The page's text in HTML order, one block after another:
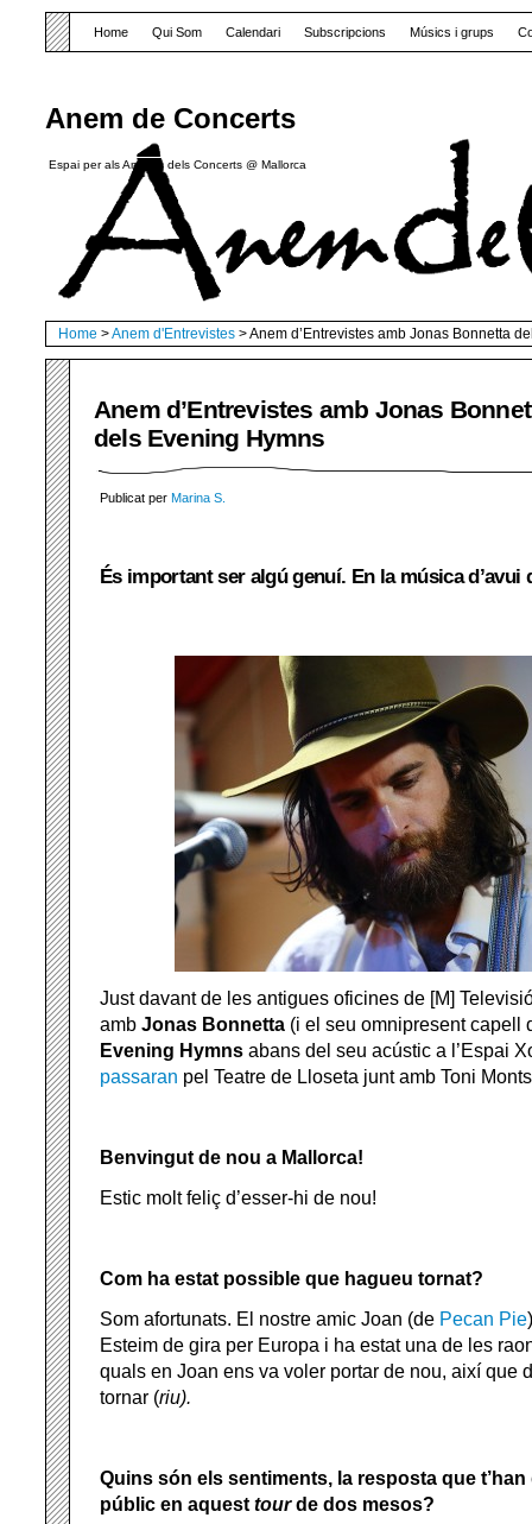
Anem de Concerts
Espai per als Amants dels Concerts @ Mallorca
Home Qui Som Calendari Subscripcions Músics i grups
Home >Anem d'Entrevistes > Anem d’Entrevistes amb Jonas Bonnetta
Anem d’Entrevistes amb Jonas
dels Evening Hymns
Publicat per Marina S.
És important ser algú genuí. En la música d’avui
Just davant de les antigues oficines de [M]
amb Jonas Bonnetta (i el seu omnipresent capell
Evening Hymns abans del seu acústic a l’Espai
passaran pel Teatre de Lloseta junt amb Toni
Benvingut de nou a Mallorca!
Estic molt feliç d’esser-hi de nou!
Com ha estat possible que hagueu tornat?
Som afortunats. El nostre amic Joan (de Pecan Pie
Esteim de gira per Europa i ha estat una de les
quals en Joan ens va voler portar de nou, així que
tornar (riu).
Quins són els sentiments, la resposta que
públic en aquest tourde dos mesos?